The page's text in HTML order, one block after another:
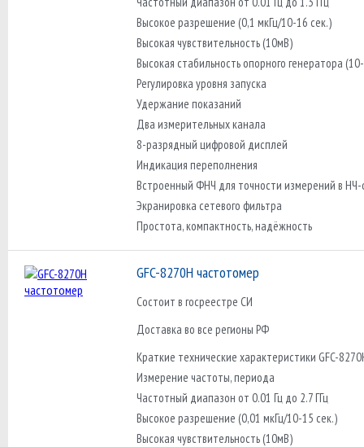
Высокое разрешение (0,1 мкГц/10-16 сек.)
Высокая чувствительность (10мВ)
Высокая стабильность опорного генератора
Регулировка уровня запуска
Удержание показаний
Два измерительных канала
8-разрядный цифровой дисплей
Индикация переполнения
Встроенный ФНЧ для точности измерений в
Экранировка сетевого фильтра
Простота, компактность, надёжность
GFC-8270H частотомер
Состоит в госреестре СИ
Доставка во все регионы РФ
Краткие технические характеристики GFC-
Измерение частоты, периода
Частотный диапазон от 0.01 Гц до 2.7 ГГц
Высокое разрешение (0,01 мкГц/10-15 сек.)
Высокая чувствительность (10мВ)